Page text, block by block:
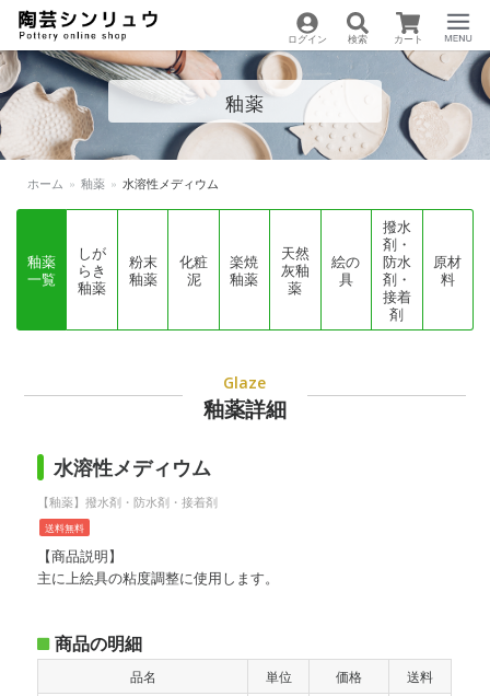
陶芸用品の通販サイト
| 陶芸シンリュウ
ログイン 検索 カート
Menu
釉薬
ホーム » 釉薬 » 水溶性メディウム
釉薬
一覧
しが
らき
釉薬
粉末
釉薬
化粧
泥
楽焼
釉薬
天然
灰釉
薬
絵の
具
撥水
剤・
防水
剤・
接着
剤
原材
料
Glaze
釉薬詳細
水溶性メディウム
【釉薬】撥水剤・防水剤・接着剤
送料無料
【商品説明】
主に上絵具の粘度調整に使用します。
商品の明細
品名 単位 価格
送料